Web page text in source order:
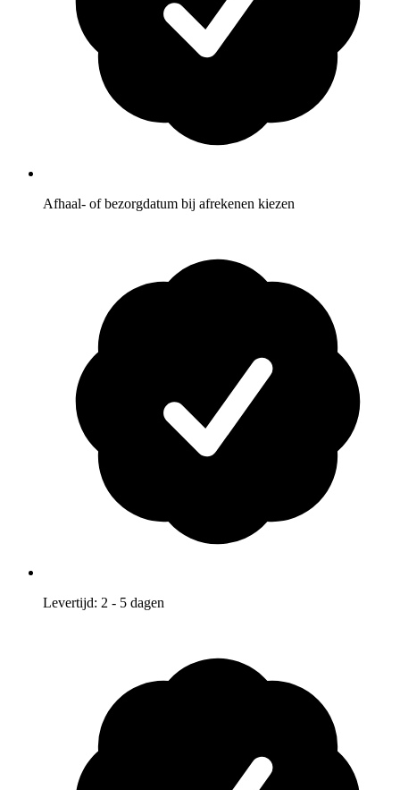
Afhaal- of bezorgdatum bij afrekenen kiezen
Levertijd: 2 - 5 dagen